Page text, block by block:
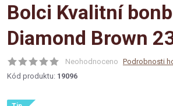
Bolci Kvalitní
Diamond Brown
Neohodnoceno Podrobnosti
Kód produktu: 19096